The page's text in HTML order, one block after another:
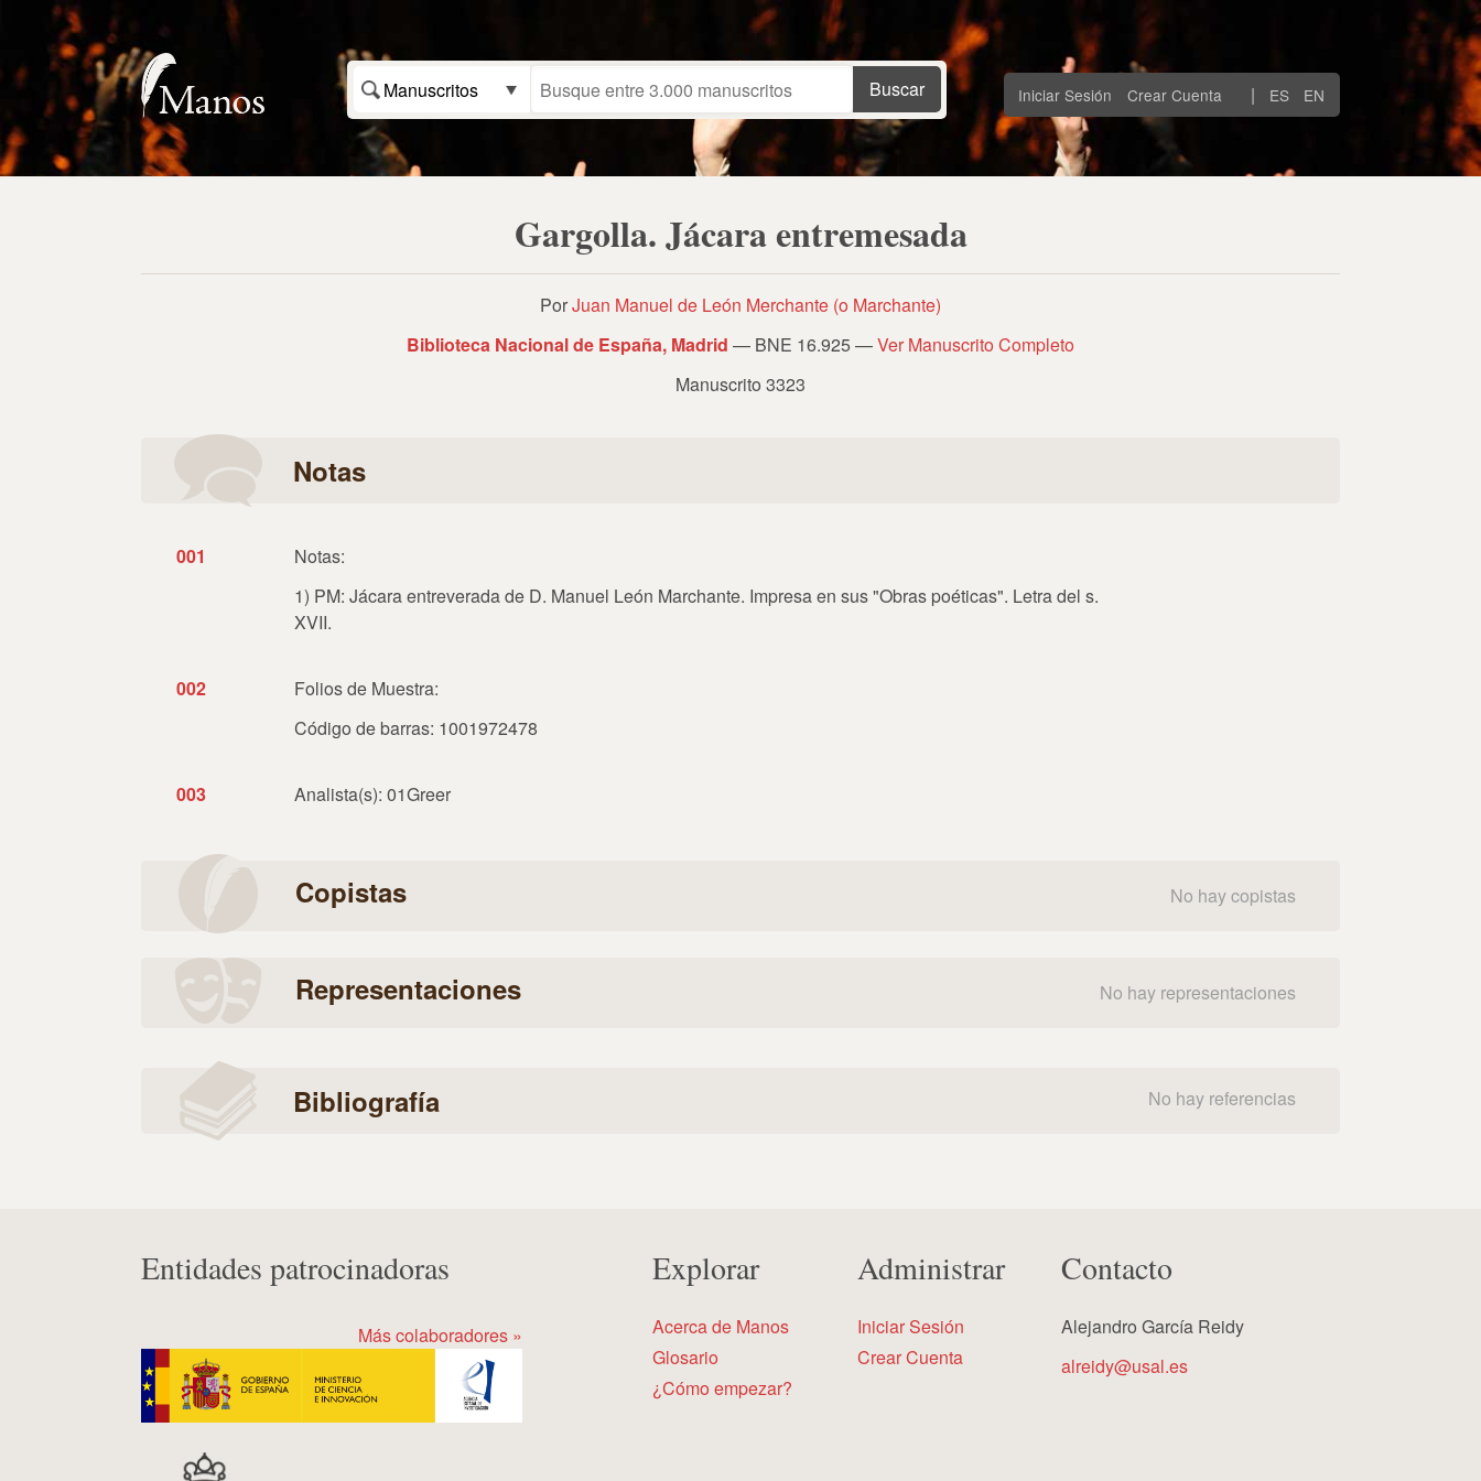
Manuscritos Iniciar Sesión Crear Cuenta | ES EN
Gargolla. Jácara entremesada
PorJuan Manuel de León Merchante (o Marchante)
Biblioteca Nacional de España, Madrid — BNE 16.925 —Ver Manuscrito Completo
Manuscrito 3323
Notas
001
Notas:
1) PM: Jácara entreverada de D. Manuel León Marchante. Impresa en sus "Obras poéticas". Letra del s.
XVII.
002
Folios de Muestra:
Código de barras: 1001972478
003 Analista(s): 01Greer
Copistas No hay copistas
Representaciones No hay representaciones
Bibliografía No hay referencias
Entidades patrocinadoras
Más colaboradores »
Explorar
Acerca de Manos
Glosario
¿Cómo empezar?
Administrar
Iniciar Sesión
Crear Cuenta
Contacto
Alejandro García Reidy
alreidy@usal.es